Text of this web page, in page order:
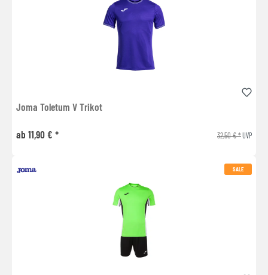
Joma Toletum V Trikot
ab 11,90 € * 32,50 € *UVP
SALE